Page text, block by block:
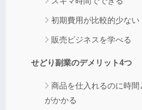
初期費用が比較的少ない
販売ビジネスを学べる
せどり副業のデメリット4つ
商品を仕入れるのに時間
がかかる